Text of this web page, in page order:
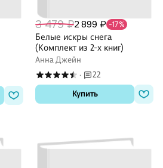
3 479 ₽2 899 ₽ -17%
Белые искры снега
(Комплект из 2-х книг)
Анна Джейн
·
22
Купить